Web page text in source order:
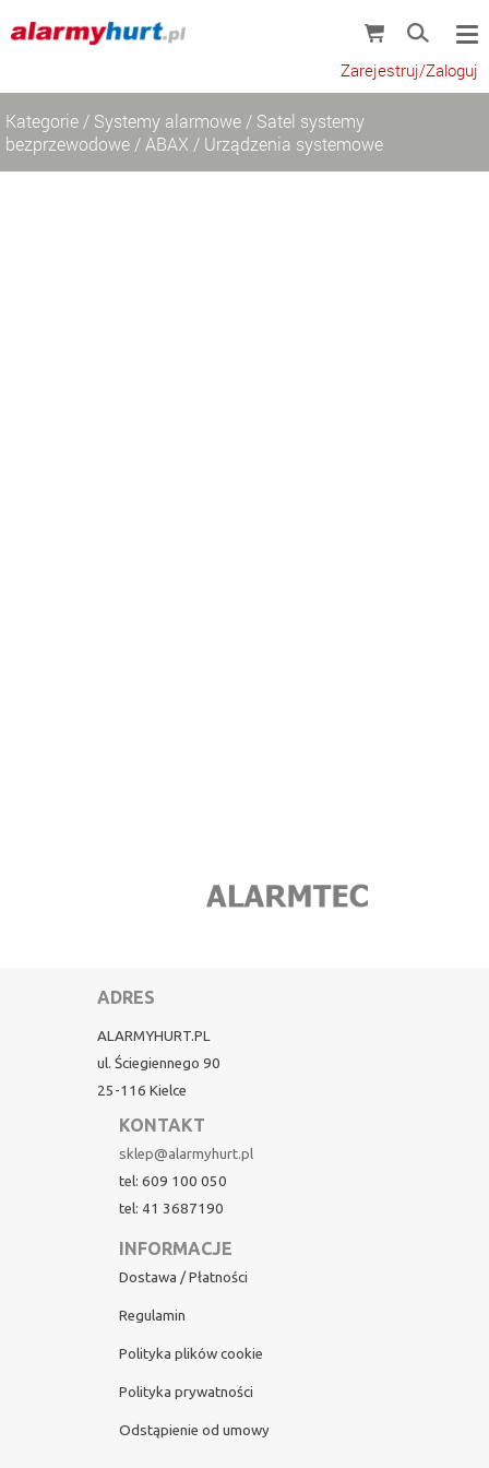
Zarejestruj/Zaloguj
Kategorie / Systemy alarmowe / Satel systemy
bezprzewodowe / ABAX / Urządzenia systemowe
ADRES
ALARMYHURT.PL
ul. Ściegiennego 90
25-116 Kielce
KONTAKT
sklep@alarmyhurt.pl
tel: 609 100 050
tel: 41 3687190
INFORMACJE
Dostawa / Płatności
Regulamin
Polityka plików cookie
Polityka prywatności
Odstąpienie od umowy